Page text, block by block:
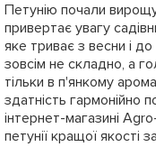
Петунію почали
привертає увагу
яке триває з весни і
зовсім не складно, а
тільки в п'янкому
здатність гармонійно
інтернет-магазині
петунії кращої якості